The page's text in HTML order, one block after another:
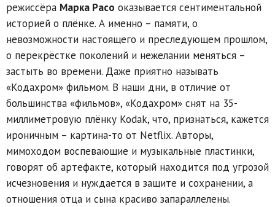
режиссёра Марка Расо оказывается сентиментальной
историей о плёнке. А именно – памяти, о
невозможности настоящего и преследующем прошлом,
о перекрёстке поколений и нежелании меняться –
застыть во времени. Даже приятно называть
«Кодахром» фильмом. В наши дни, в отличие от
большинства «фильмов», «Кодахром» снят на 35-
миллиметровую плёнку Kodak, что, признаться, кажется
ироничным – картина-то от Netflix. Авторы,
мимоходом воспевающие и музыкальные пластинки,
говорят об артефакте, который находится под угрозой
исчезновения и нуждается в защите и сохранении, а
отношения отца и сына красиво запараллелены.